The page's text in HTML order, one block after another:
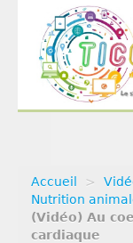
Plan du
Accueil >
Nutrition
(Vidéo) Au
cardiaque